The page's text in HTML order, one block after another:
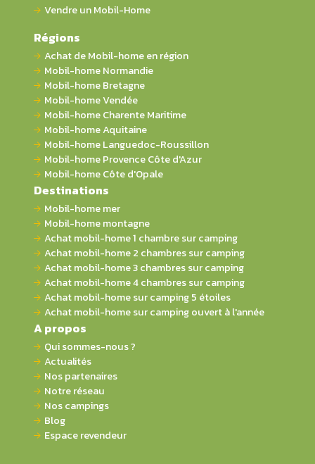
Vendre un Mobil-Home
Régions
Achat de Mobil-home en région
Mobil-home Normandie
Mobil-home Bretagne
Mobil-home Vendée
Mobil-home Charente Maritime
Mobil-home Aquitaine
Mobil-home Languedoc-Roussillon
Mobil-home Provence Côte d'Azur
Mobil-home Côte d'Opale
Destinations
Mobil-home mer
Mobil-home montagne
Achat mobil-home 1 chambre sur camping
Achat mobil-home 2 chambres sur camping
Achat mobil-home 3 chambres sur camping
Achat mobil-home 4 chambres sur camping
Achat mobil-home sur camping 5 étoiles
Achat mobil-home sur camping ouvert à l'année
A propos
Qui sommes-nous ?
Actualités
Nos partenaires
Notre réseau
Nos campings
Blog
Espace revendeur